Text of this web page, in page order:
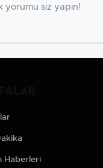
yorumu siz yapın!
Haberleri